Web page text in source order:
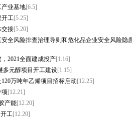
产业基地[6.5]
开工[5.25]
交接[5.20]
全风险排查治理导则和危化品企业安全风险隐
2021全面建成投产[1.16]
多元醇项目开工建设[1.15]
万吨年乙烯项目招标启动 [12.25]
项[12.21]
产能[12.20]
工[12.20]